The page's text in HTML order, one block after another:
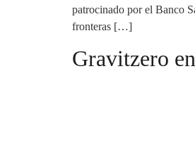
patrocinado por el Banco
fronteras […]
Gravitzero